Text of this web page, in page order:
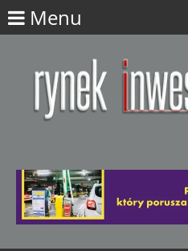
Menu